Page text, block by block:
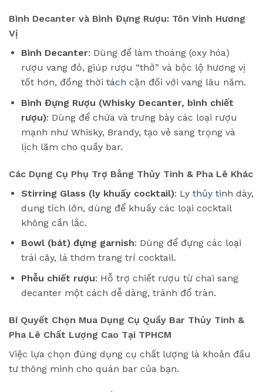
Bình Decanter và Bình Đựng Rượu: Tôn Vinh Hương
Vị
Bình Decanter: Dùng để làm thoáng (oxy hóa)
rượu vang đỏ, giúp rượu “thở” và bộc lộ hương vị
tốt hơn, đồng thời tách cặn đối với vang lâu năm.
Bình Đựng Rượu (Whisky Decanter, bình chiết
rượu): Dùng để chứa và trưng bày các loại rượu
mạnh như Whisky, Brandy, tạo vẻ sang trọng và
lịch lãm cho quầy bar.
Các Dụng Cụ Phụ Trợ Bằng Thủy Tinh & Pha Lê Khác
Stirring Glass (ly khuấy cocktail): Ly thủy tinh dày,
dung tích lớn, dùng để khuấy các loại cocktail
không cần lắc.
Bowl (bát) đựng garnish: Dùng để đựng các loại
trái cây, lá thơm trang trí cocktail.
Phễu chiết rượu: Hỗ trợ chiết rượu từ chai sang
decanter một cách dễ dàng, tránh đổ tràn.
Bí Quyết Chọn Mua Dụng Cụ Quầy Bar Thủy Tinh &
Pha Lê Chất Lượng Cao Tại TPHCM
Việc lựa chọn đúng dụng cụ chất lượng là khoản đầu
tư thông minh cho quán bar của bạn.